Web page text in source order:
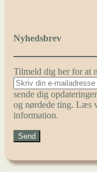
Nyhedsbrev
Tilmeld dig her for at
sende dig
og nørdede ting. Læs
information.